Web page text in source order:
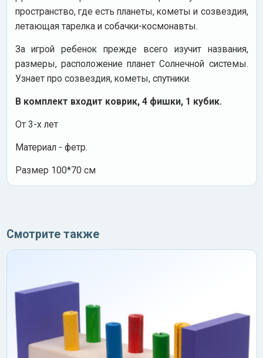
пространство, где есть планеты, кометы и созвездия,
летающая тарелка и собачки-космонавты.
За игрой ребенок прежде всего изучит названия,
размеры, расположение планет Солнечной системы.
Узнает про созвездия, кометы, спутники.
В комплект входит коврик, 4 фишки, 1 кубик.
От 3-х лет
Материал - фетр.
Размер 100*70 см
Смотрите также